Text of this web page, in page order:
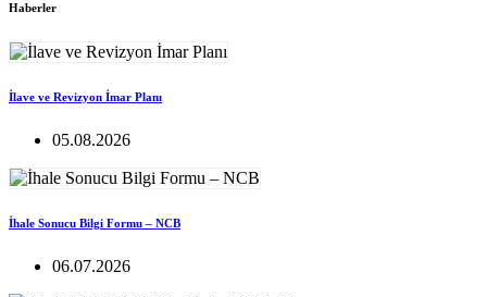
Haberler
İlave ve Revizyon İmar Planı
05.08.2026
İhale Sonucu Bilgi Formu – NCB
06.07.2026